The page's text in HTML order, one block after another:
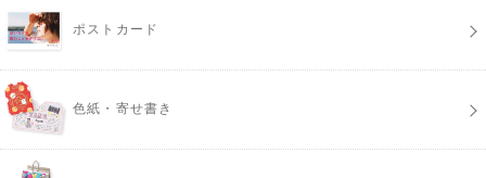
ポストカード
色紙・寄せ書き